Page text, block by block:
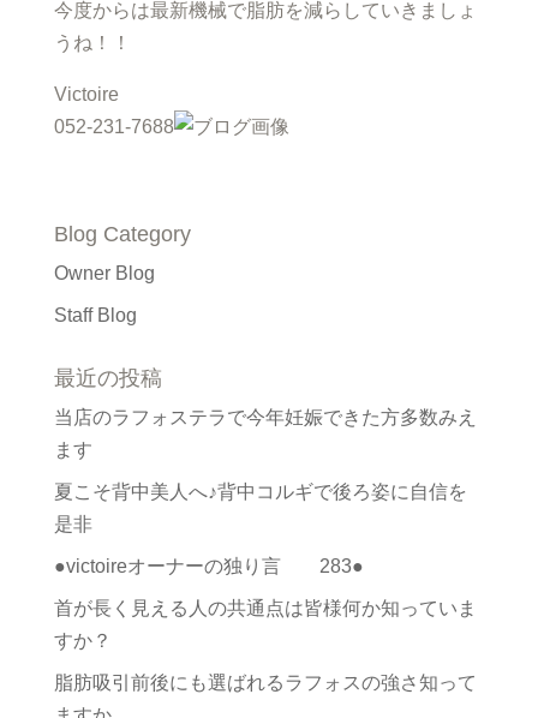
今度からは最新機械で脂肪を減らしていきましょ
うね！！
Victoire
052-231-7688
Blog Category
Owner Blog
Staff Blog
最近の投稿
当店のラフォステラで今年妊娠できた方多数みえ
ます
夏こそ背中美人へ♪背中コルギで後ろ姿に自信を
是非
●victoireオーナーの独り言 283●
首が長く見える人の共通点は皆様何か知っていま
すか？
脂肪吸引前後にも選ばれるラフォスの強さ知って